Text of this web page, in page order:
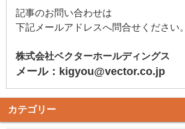
記事のお問い合わせは
下記メールアドレスへ問合せください。
株式会社ベクターホールディングス
メール：kigyou@vector.co.jp
カテゴリー